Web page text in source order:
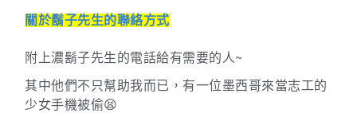
關於鬍子先生的聯絡方式
附上濃鬍子先生的電話給有需要的人~
其中他們不只幫助我而已，有一位墨西哥來當志工的
少女手機被偷😫